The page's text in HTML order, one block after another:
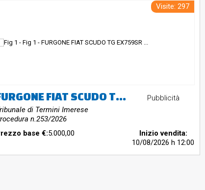
Visite: 297
FURGONE FIAT SCUDO TG EX759SR PROVVISTO DI CHIAVE E LIBRETTO DI CIRCOLAZIONE IL MEZZO è MARCIANTE E I KM PERCORSI SONO KM 18300
di Termini Imerese
n.253/2026
Pubblicità
base €:5.000,00
Inizio vendita:
10/08/2026h 12:00